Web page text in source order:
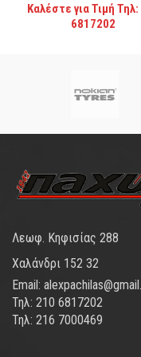
Καλέστε για Τιμή
6817202
Λεωφ. Κηφισίας 288
Χαλάνδρι 152 32
Email:
Τηλ: 210 6817202
Τηλ: 216 7000469